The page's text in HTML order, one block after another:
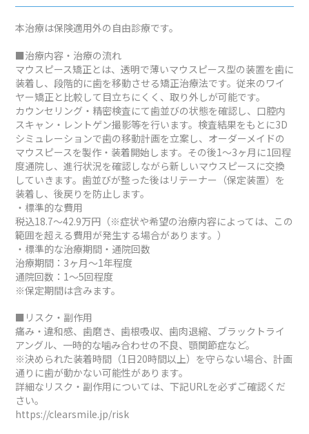
本治療は保険適用外の自由診療です。
■治療内容・治療の流れ
マウスピース矯正とは、透明で薄いマウスピース型の装置を歯に
装着し、段階的に歯を移動させる矯正治療法です。従来のワイ
ヤー矯正と比較して目立ちにくく、取り外しが可能です。
カウンセリング・精密検査にて歯並びの状態を確認し、口腔内
スキャン・レントゲン撮影等を行います。検査結果をもとに3D
シミュレーションで歯の移動計画を立案し、オーダーメイドの
マウスピースを製作・装着開始します。その後1～3ヶ月に1回程
度通院し、進行状況を確認しながら新しいマウスピースに交換
していきます。歯並びが整った後はリテーナー（保定装置）を
装着し、後戻りを防止します。
・標準的な費用
税込18.7～42.9万円（※症状や希望の治療内容によっては、この
範囲を超える費用が発生する場合があります。）
・標準的な治療期間・通院回数
治療期間：3ヶ月～1年程度
通院回数：1～5回程度
※保定期間は含みます。
■リスク・副作用
痛み・違和感、歯磨き、歯根吸収、歯肉退縮、ブラックトライ
アングル、一時的な噛み合わせの不良、顎関節症など。
※決められた装着時間（1日20時間以上）を守らない場合、計画
通りに歯が動かない可能性があります。
詳細なリスク・副作用については、下記URLを必ずご確認くだ
さい。
https://clearsmile.jp/risk